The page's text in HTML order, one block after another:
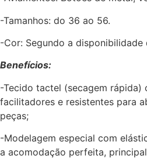
-Tamanhos: do 36 ao 56.
-Cor: Segundo a
Benefícios:
-Tecido tactel (secagem rápida)
facilitadores e resistentes para
peças;
-Modelagem especial com
a acomodação perfeita,